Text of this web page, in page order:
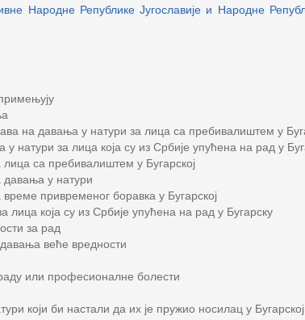
Народне Републике Југославије и Народне
на давања у натури за лица са пребивалиштем у
за лица која су из Србије упућена на рад у
са пребивалиштем у Бугарској
у натури
привременог боравка у Бугарској
која су из Србије упућена на рад у Бугарску
за рад
веће вредности
или професионалне болести
који би настали да их је пружио носилац у Бугарској